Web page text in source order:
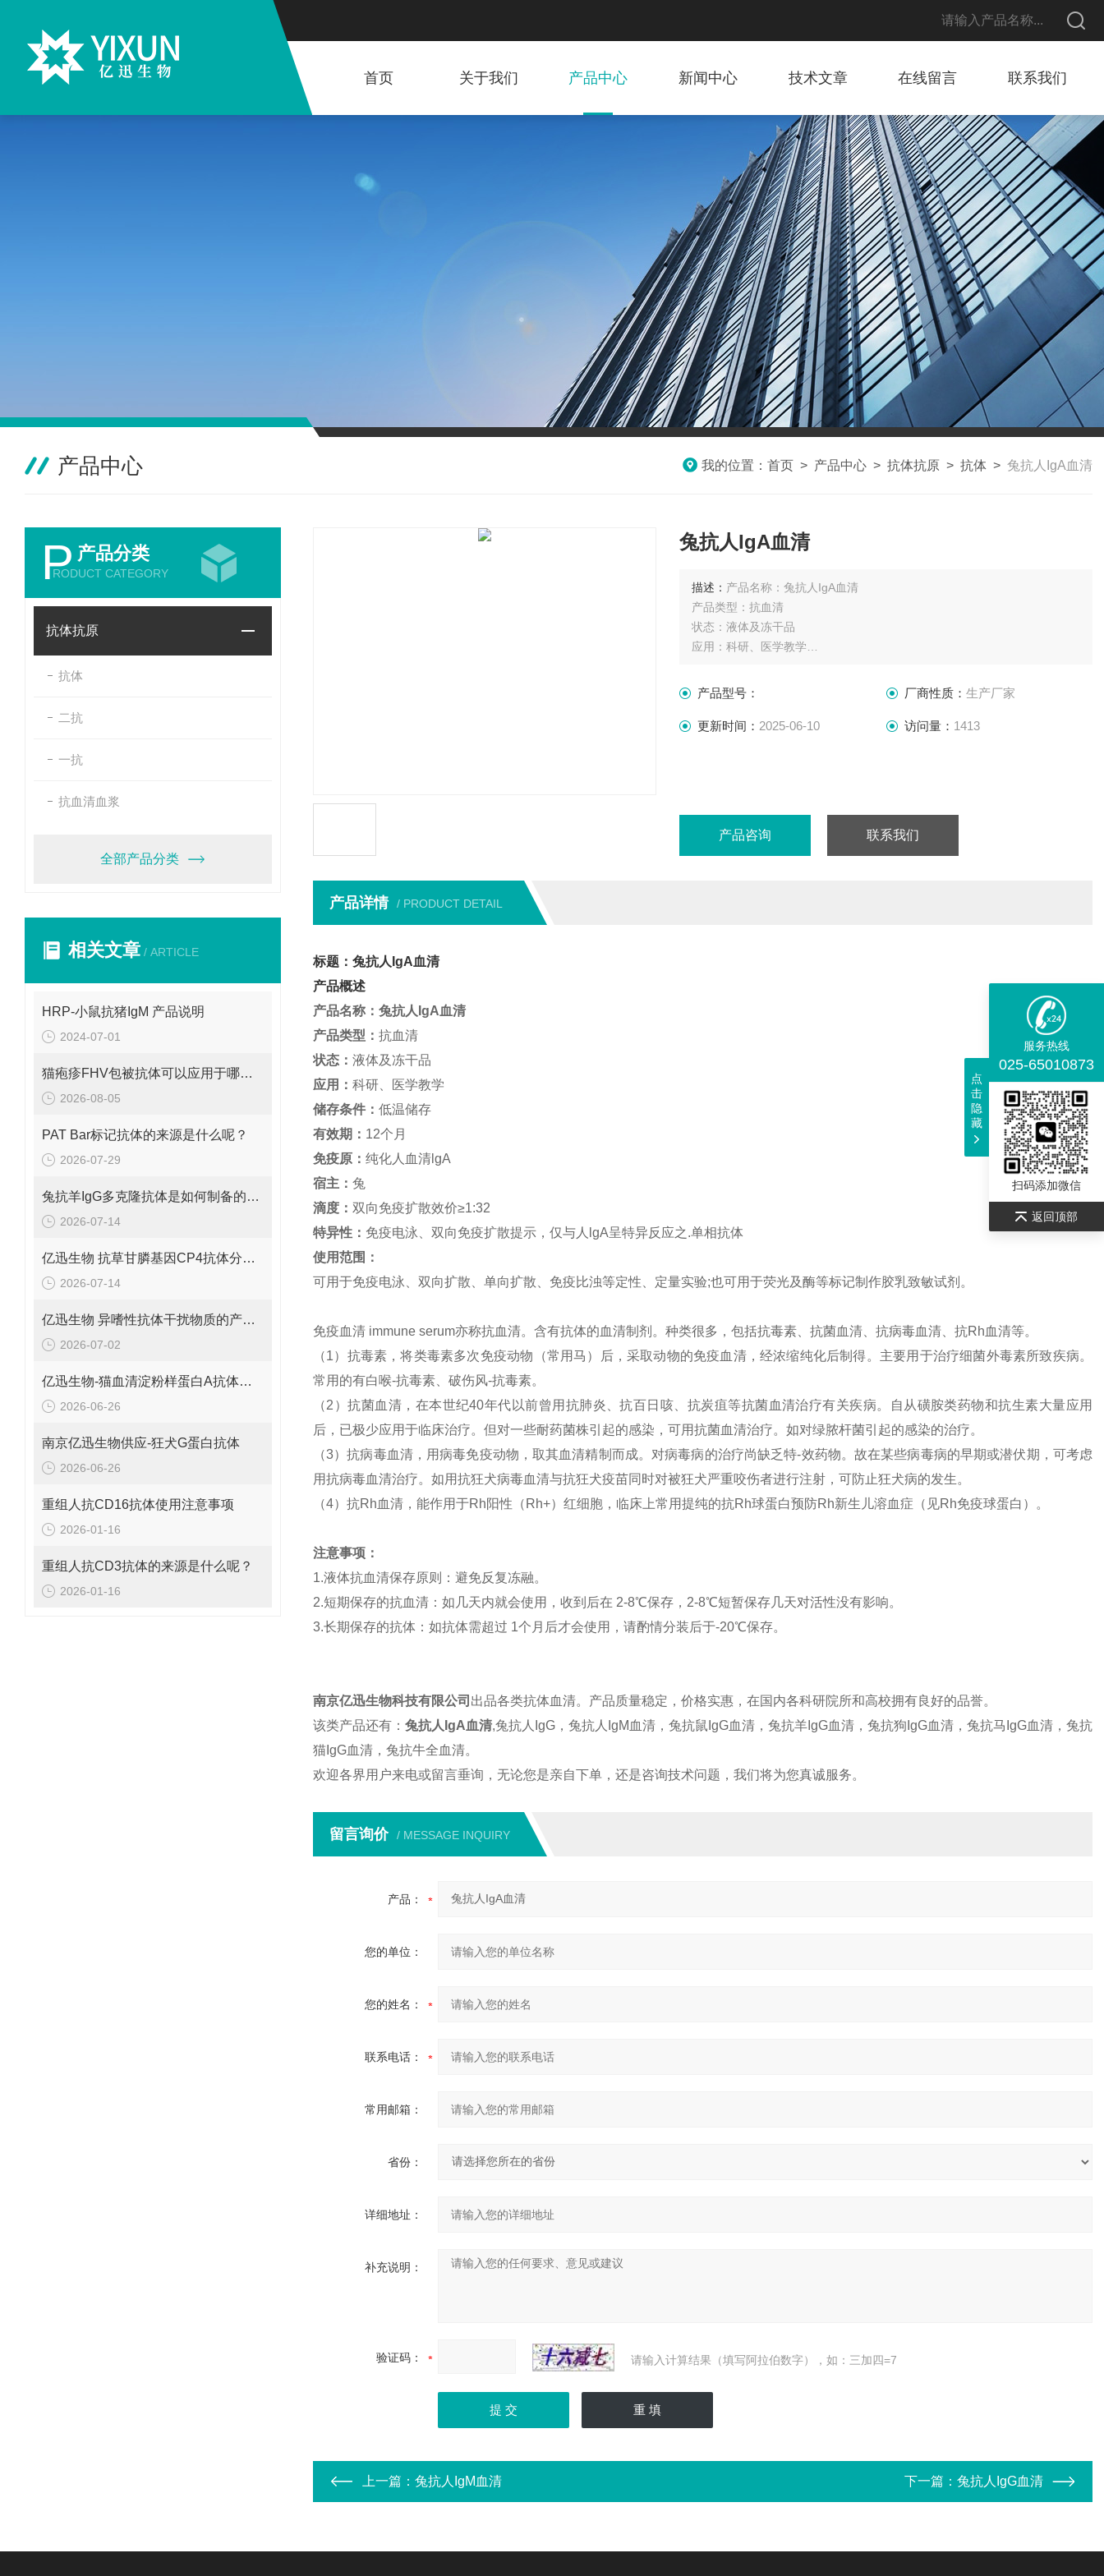
首页 关于我们 产品中心 新闻中心 技术文章 在线留言 联系我们
产品中心 我的位置： 首页 > 产品中心 > 抗体抗原 > 抗体 > 兔抗人IgA血清
P 产品分类
RODUCT CATEGORY
抗体抗原
抗体
二抗
一抗
抗血清血浆
全部产品分类
相关文章 / ARTICLE
HRP-小鼠抗猪IgM 产品说明
2024-07-01
猫疱疹FHV包被抗体可以应用于哪些方面呢？
2026-08-05
PAT Bar标记抗体的来源是什么呢？
2026-07-29
兔抗羊IgG多克隆抗体是如何制备的呢？
2026-07-14
亿迅生物 抗草甘膦基因CP4抗体分子量是多少呢？
2026-07-14
亿迅生物 异嗜性抗体干扰物质的产品浓度是多少呢？
2026-07-02
亿迅生物-猫血清淀粉样蛋白A抗体的应用范围有哪些？
2026-06-26
南京亿迅生物供应-狂犬G蛋白抗体
2026-06-26
重组人抗CD16抗体使用注意事项
2026-01-16
重组人抗CD3抗体的来源是什么呢？
2026-01-16
兔抗人IgA血清
描述： 产品名称：兔抗人IgA血清
产品类型：抗血清
状态：液体及冻干品
应用：科研、医学教学
有效期：12个月
宿主：兔
产品型号： 厂商性质： 生产厂家
更新时间： 2025-06-10 访问量： 1413
产品咨询 联系我们
产品详情 / PRODUCT DETAIL
标题：兔抗人IgA血清
产品概述
产品名称： 兔抗人IgA血清
产品类型： 抗血清
状态： 液体及冻干品
应用： 科研、医学教学
储存条件： 低温储存
有效期 ： 12个月
免疫原： 纯化人血清 lgA
宿主： 兔
滴度： 双向免疫扩散效价≥1:32
特异性： 免疫电泳、双向免疫扩散提示，仅与人 lgA呈特异反应之.单相抗体
使用范围：
可用于免疫电泳、双向扩散、单向扩散、免疫比浊等定性、定量实验;也可用于荧光及酶等标记制作胶乳致敏试剂。
免疫血清 immune serum亦称抗血清。含有抗体的血清制剂。种类很多，包括抗毒素、抗菌血清、抗病毒血清、抗Rh血清等。
（1）抗毒素，将类毒素多次免疫动物（常用马）后，采取动物的免疫血清，经浓缩纯化后制得。主要用于治疗细菌外毒素所致疾病。
常用的有白喉-抗毒素、破伤风-抗毒素。
（2）抗菌血清，在本世纪40年代以前曾用抗肺炎、抗百日咳、抗炭疽等抗菌血清治疗有关疾病。自从磺胺类药物和抗生素大量应用
后，已极少应用于临床治疗。但对一些耐药菌株引起的感染，可用抗菌血清治疗。如对绿脓杆菌引起的感染的治疗。
（3）抗病毒血清，用病毒免疫动物，取其血清精制而成。对病毒病的治疗尚缺乏特-效药物。故在某些病毒病的早期或潜伏期，可考虑
用抗病毒血清治疗。如用抗狂犬病毒血清与抗狂犬疫苗同时对被狂犬严重咬伤者进行注射，可防止狂犬病的发生。
（4）抗Rh血清，能作用于Rh阳性（Rh+）红细胞，临床上常用提纯的抗Rh球蛋白预防Rh新生儿溶血症（见Rh免疫球蛋白）。
注意事项：
1.液体抗血清保存原则：避免反复冻融。
2.短期保存的抗血清：如几天内就会使用，收到后在 2-8℃保存，2-8℃短暂保存几天对活性没有影响。
3.长期保存的抗体：如抗体需超过 1个月后才会使用，请酌情分装后于-20℃保存。
南京亿迅生物科技有限公司 出品各类抗体血清。产品质量稳定，价格实惠，在国内各科研院所和高校拥有良好的品誉。
该类产品还有： 兔抗人IgA血清,兔抗人IgG，兔抗人IgM血清，兔抗鼠IgG血清，兔抗羊IgG血清，兔抗狗IgG血清，兔抗马IgG血清，兔抗
猫IgG血清，兔抗牛全血清。
欢迎各界用户来电或留言垂询，无论您是亲自下单，还是咨询技术问题，我们将为您真诚服务。
留言询价 / MESSAGE INQUIRY
产品：
您的单位：
您的姓名：
联系电话：
常用邮箱：
省份：
详细地址：
补充说明：
验证码： 请输入计算结果（填写阿拉伯数字），如：三加四=7
上一篇： 兔抗人IgM血清 下一篇： 兔抗人IgG血清
服务热线
025-65010873
扫码添加微信
返回顶部
点
击
隐
藏